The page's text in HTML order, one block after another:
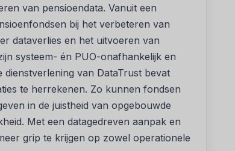
van pensioendata. Vanuit een
bij het verbeteren van
dataverlies en het uitvoeren van
systeem- én PUO-onafhankelijk en
van DataTrust bevat
te herrekenen. Zo kunnen fondsen
in de juistheid van opgebouwde
Met een datagedreven aanpak en
grip te krijgen op zowel operationele